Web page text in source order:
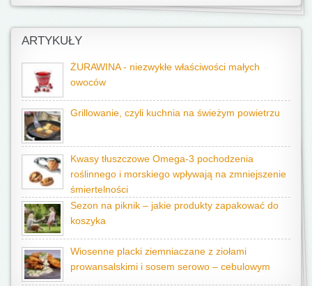
ARTYKUŁY
ŻURAWINA - niezwykłe właściwości małych
owoców
Grillowanie, czyli kuchnia na świeżym powietrzu
Kwasy tłuszczowe Omega-3 pochodzenia
roślinnego i morskiego wpływają na zmniejszenie
śmiertelności
Sezon na piknik – jakie produkty zapakować do
koszyka
Wiosenne placki ziemniaczane z ziołami
prowansalskimi i sosem serowo – cebulowym